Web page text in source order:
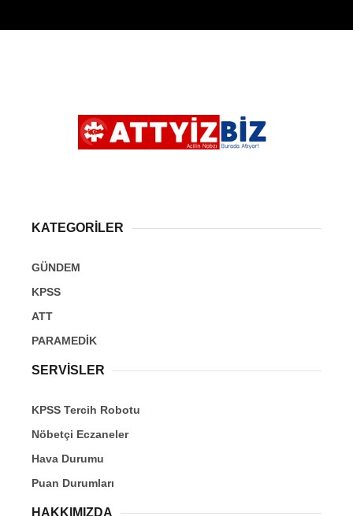
KATEGORİLER
GÜNDEM
KPSS
ATT
PARAMEDİK
SERVİSLER
KPSS Tercih Robotu
Nöbetçi Eczaneler
Hava Durumu
Puan Durumları
HAKKIMIZDA